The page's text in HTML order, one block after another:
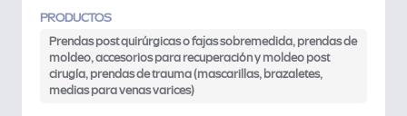
PRODUCTOS
Prendas post quirúrgicas o fajas sobremedida, prendas de
moldeo, accesorios para recuperación y moldeo post
cirugía, prendas de trauma (mascarillas, brazaletes,
medias para venas varices)